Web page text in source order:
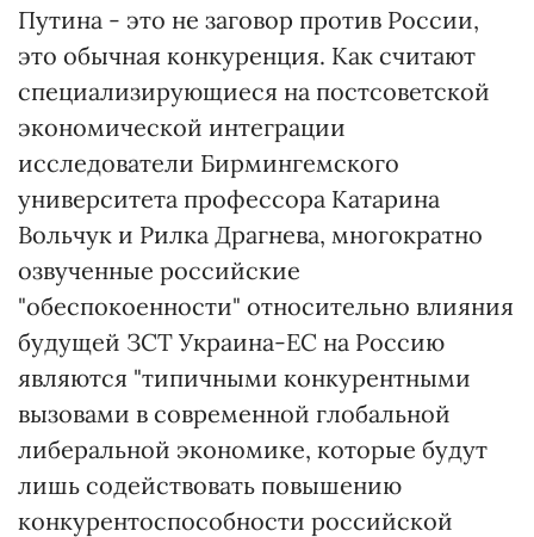
Путина - это не заговор против России,
это обычная конкуренция. Как считают
специализирующиеся на постсоветской
экономической интеграции
исследователи Бирмингемского
университета профессора Катарина
Вольчук и Рилка Драгнева, многократно
озвученные российские
"обеспокоенности" относительно влияния
будущей ЗСТ Украина-ЕС на Россию
являются "типичными конкурентными
вызовами в современной глобальной
либеральной экономике, которые будут
лишь содействовать повышению
конкурентоспособности российской